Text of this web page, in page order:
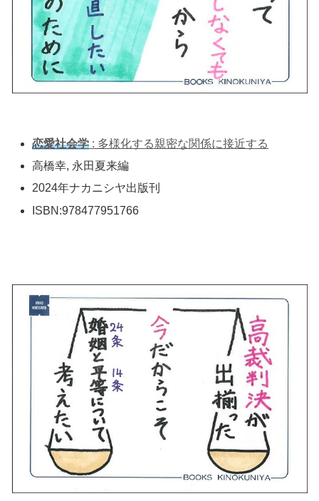
恋愛社会学 : 多様化する親密な関係に接近する
高橋幸, 永田夏来編
2024年ナカニシヤ出版刊
ISBN:978477951766